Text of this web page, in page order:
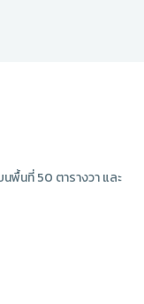
พื้นที่ 50 ตารางวา และ